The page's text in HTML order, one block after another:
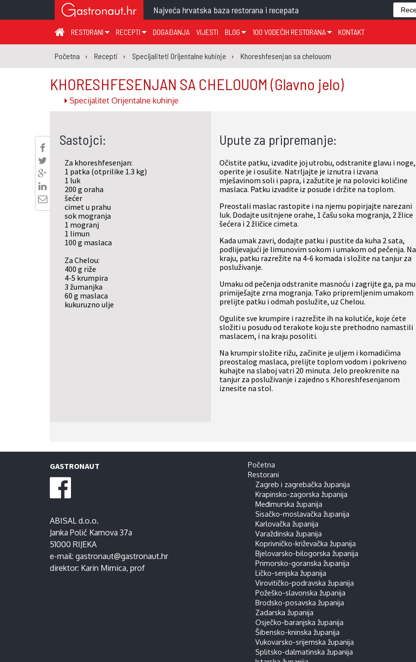
Najveća hrvatska baza restorana i recepata
RESTORANI
ZAGREB I ZAGREBAČKA ŽUPANIJA
KRAPINSKO-ZAGORSKA ŽUPANIJA
MEĐIMURSKA ŽUPANIJA
SISAČKO-MOSLAVAČKA ŽUPANIJA
KARLOVAČKA ŽUPANIJA
VARAŽDINSKA ŽUPANIJA
KOPRIVNIČKO-KRIŽEVAČKA ŽUPANIJA
VIROVITIČKO-PODRAVSKA ŽUPANIJA
POŽEŠKO-SLAVONSKA ŽUPANIJA
OSJEČKO-BARANJSKA ŽUPANIJA
ŠIBENSKO-KNINSKA ŽUPANIJA
VUKOVARSKO-SRIJEMSKA ŽUPANIJA
SPLITSKO-DALMATINSKA ŽUPANIJA
ISTARSKA ŽUPANIJA
DUBROVAČKO-NERETVANSKA ŽUPANIJA
RECEPTI
JUHA
PREDJELO
GLAVNO JELO
MEĐUJELO
PRILOG
UMAK
SALATA
DOGAĐANJA VIJESTI BLOG
TEMA TJEDNA
KLUB
GASTRO REGIJE
100 VODEĆIH RESTORANA
GLASANJE KNJIGE
KONTAKT
Početna Recepti Specijaliteti Orijentalne kuhinje Khoreshfesenjan sa chelouom
KHORESHFESENJAN SA CHELOUOM (Glavno jelo)
Specijalitet Orijentalne kuhinje
Sastojci:
Za khoreshfesenjan:
1 patka (otprilike 1.3 kg)
1 luk
200 g oraha
šećer
cimet u prahu
sok mogranja
1 mogranj
1 limun
100 g maslaca
Za Chelou:
400 g riže
4-5 krumpira
3 žumanjka
60 g maslaca
kukuruzno ulje
Upute za pripremanje:
Očistite patku, izvadite joj utrobu, odstranite glavu i noge,
operite je i osušite. Natrljajte je iznutra i izvana
mješavinom soli i papra, i zažutite je na polovici količine
maslaca. Patku izvadite iz posude i držite na toplom.
Preostali maslac rastopite i na njemu popirjajte narezani
luk. Dodajte usitnjene orahe, 1 čašu soka mogranja, 2 žlice
šećera i 2 žličice cimeta.
Kada umak zavri, dodajte patku i pustite da kuha 2 sata,
podlijevajući je limunovim sokom i umakom od pečenja. Na
kraju, patku razrežite na 4-6 komada i složite na tanjur za
posluživanje.
Umaku od pečenja odstranite masnoću i zagrijte ga, pa mu
primiješajte zrna mogranja. Tako pripremljenim umakom
prelijte patku i odmah poslužite, uz Chelou.
Ogulite sve krumpire i razrežite ih na kolutiće, koje ćete
složiti u posudu od terakote koju ste prethodno namastili
maslacem, i na kraju posoliti.
Na krumpir složite rižu, začinite je uljem i komadićima
preostalog maslaca, prelijte toplom vodom i pokriveno
kuhajte na slaboj vatri 20 minuta. Jelo preokrenite na
tanjur za posluživanje i zajedno s Khoreshfesenjanom
iznesite na stol.
GASTRONAUT
ABISAL d.o.o.
Janka Polić Kamova 37a
51000 RIJEKA
e-mail: gastronaut@gastronaut.hr
direktor: Karin Mimica, prof
Početna
Restorani
Zagreb i zagrebačka županija
Krapinsko-zagorska županija
Međimurska županija
Sisačko-moslavačka županija
Karlovačka županija
Varaždinska županija
Koprivničko-križevačka županija
Bjelovarsko-bilogorska županija
Primorsko-goranska županija
Ličko-senjska županija
Virovitičko-podravska županija
Požeško-slavonska županija
Brodsko-posavska županija
Zadarska županija
Osječko-baranjska županija
Šibensko-kninska županija
Vukovarsko-srijemska županija
Splitsko-dalmatinska županija